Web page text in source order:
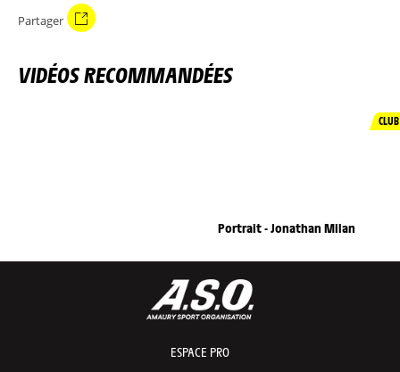
Partager
VIDÉOS RECOMMANDÉES
CLUB
Portrait - Jonathan Milan
ESPACE PRO